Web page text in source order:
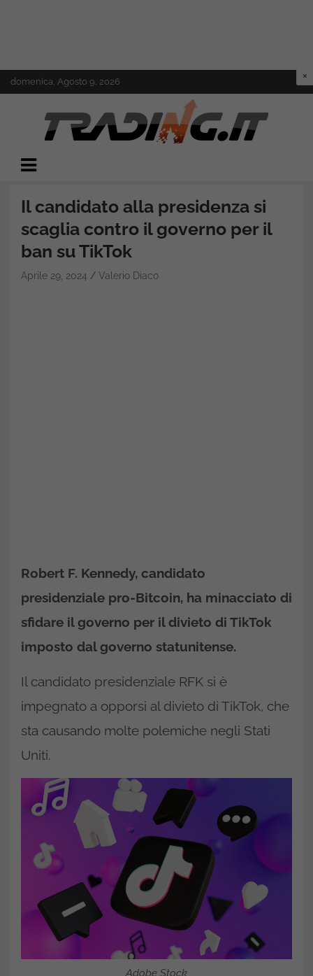
Skip
to
domenica, Agosto 9, 2026
Trading.it
Il candidato alla presidenza si
scaglia contro il governo per il
ban su TikTok
Aprile 29, 2024 Valerio Diaco
Robert F. Kennedy, candidato
presidenziale pro-Bitcoin, ha minacciato di
sfidare il governo per il divieto di TikTok
imposto dal governo statunitense.
Il candidato presidenziale RFK si è
impegnato a opporsi al divieto di TikTok, che
sta causando molte polemiche negli Stati
Uniti.
Adobe Stock